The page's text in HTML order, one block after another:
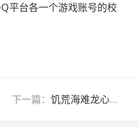
平台各一个游戏账号的校
下一篇：饥荒海难龙心有什么作用怎么获得 龙心作用获得方法